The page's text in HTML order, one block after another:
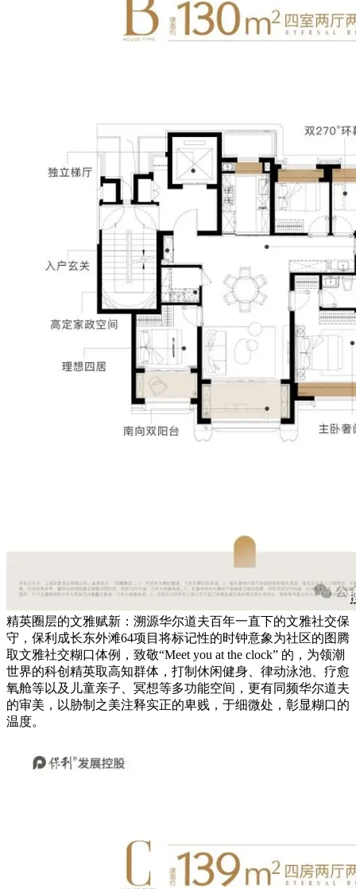
精英圈层的文雅赋新：溯源华尔道夫百年一直下的文雅社交保
守，保利成长东外滩64项目将标记性的时钟意象为社区的图腾
取文雅社交糊口体例，致敬“Meet you at the clock” 的，为领潮
世界的科创精英取高知群体，打制休闲健身、律动泳池、疗愈
氧舱等以及儿童亲子、冥想等多功能空间，更有同频华尔道夫
的审美，以胁制之美注释实正的卑贱，于细微处，彰显糊口的
温度。